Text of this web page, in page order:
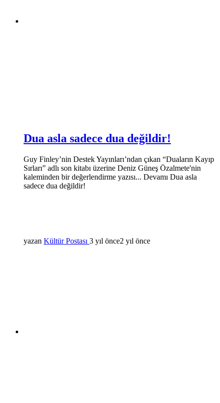
Dua asla sadece dua değildir!
Guy Finley’nin Destek Yayınları’ndan çıkan “Duaların Kayıp
Sırları” adlı son kitabı üzerine Deniz Güneş Özalmete'nin
kaleminden bir değerlendirme yazısı... Devamı Dua asla
sadece dua değildir!
yazan Kültür Postası 3 yıl önce2 yıl önce